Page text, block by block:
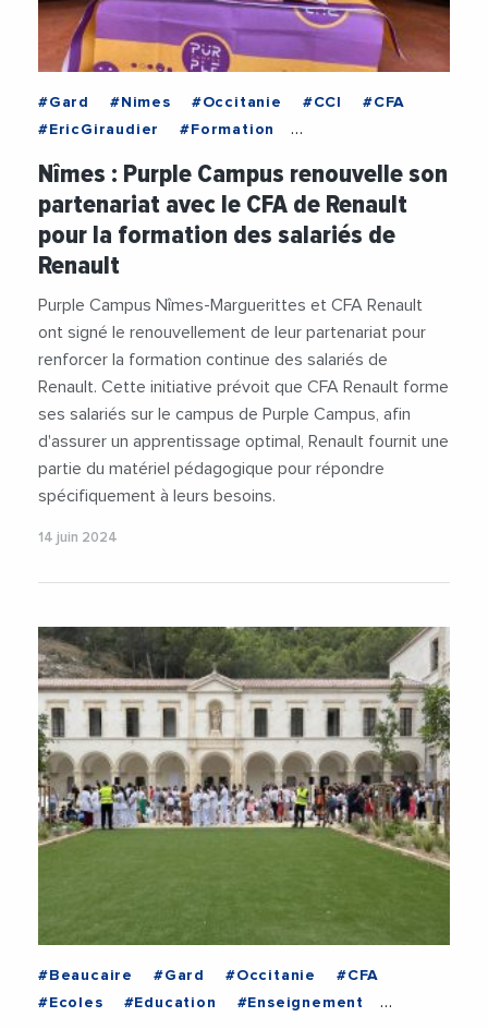
#Gard #Nimes #Occitanie #CCI
#CFA
#EricGiraudier
#Formation
#Partenariat
#PurpleCampus
Nîmes : Purple Campus renouvelle son
partenariat avec le CFA de Renault
pour la formation des salariés de
Renault
Purple Campus Nîmes-Marguerittes et CFA Renault
ont signé le renouvellement de leur partenariat pour
renforcer la formation continue des salariés de
Renault. Cette initiative prévoit que CFA Renault forme
ses salariés sur le campus de Purple Campus, afin
d'assurer un apprentissage optimal, Renault fournit une
partie du matériel pédagogique pour répondre
spécifiquement à leurs besoins.
14 juin 2024
#Beaucaire #Gard #Occitanie
#CFA
#Ecoles
#Education
#Enseignement